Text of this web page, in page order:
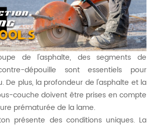
de l'asphalte, des segments de
dépouille sont essentiels pour
De plus, la profondeur de l'asphalte et la
couche doivent être prises en compte
prématurée de la lame.
présente des conditions uniques. La